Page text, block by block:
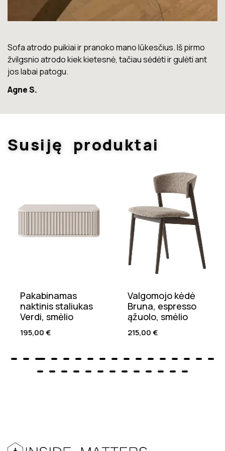
Lova labai gera. Šiuo metu neturiu jokių nusiskundimų.
Marius T.
Susiję produktai
Pakabinamas
naktinis staliukas
Verdi, smėlio
195,00€
Valgomojo kėdė
Bruna, espresso
ąžuolo, smėlio
215,00€